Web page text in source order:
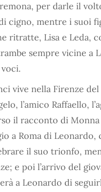
per darle il
cigno, mentre i suoi
ritratte, Lisa e Leda,
sempre vicine a
vive nella Firenze
l’amico Raffaello,
il racconto di
a Roma di
il suo trionfo,
e poi l’arrivo del
a Leonardo di